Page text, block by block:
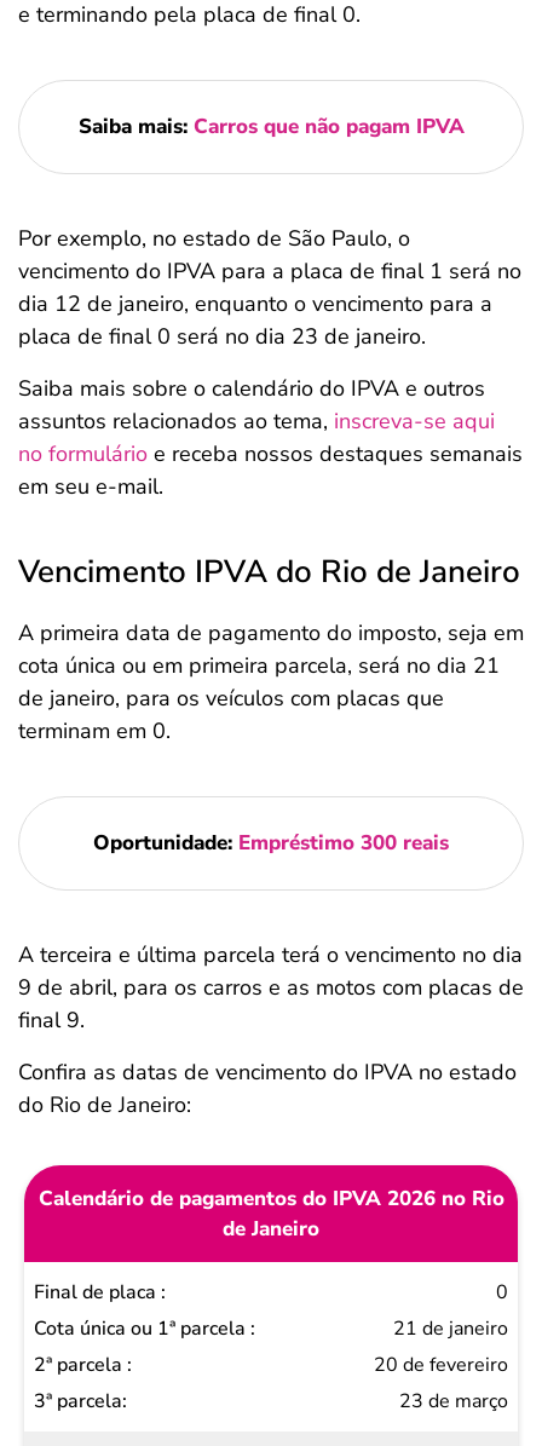
e terminando pela placa de final 0.
Saiba mais: Carros que não pagam IPVA
Por exemplo, no estado de São Paulo, o
vencimento do IPVA para a placa de final 1 será no
dia 12 de janeiro, enquanto o vencimento para a
placa de final 0 será no dia 23 de janeiro.
Saiba mais sobre o calendário do IPVA e outros
assuntos relacionados ao tema, inscreva-se aqui
no formulário e receba nossos destaques semanais
em seu e-mail.
Vencimento IPVA do Rio de Janeiro
A primeira data de pagamento do imposto, seja em
cota única ou em primeira parcela, será no dia 21
de janeiro, para os veículos com placas que
terminam em 0.
Oportunidade: Empréstimo 300 reais
A terceira e última parcela terá o vencimento no dia
9 de abril, para os carros e as motos com placas de
final 9.
Confira as datas de vencimento do IPVA no estado
do Rio de Janeiro:
Calendário de pagamentos do IPVA 2026 no Rio
de Janeiro
Final
de
placa
Cota
0
21 de janeiro
20 de fevereiro
23 de março